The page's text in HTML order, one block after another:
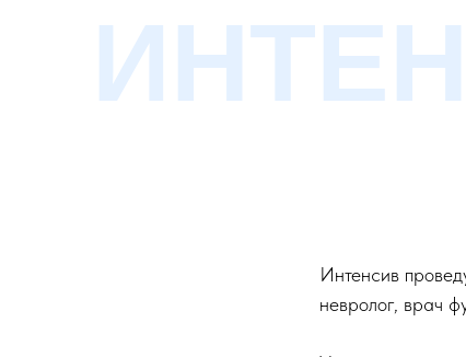
Интенсив
невролог, врач